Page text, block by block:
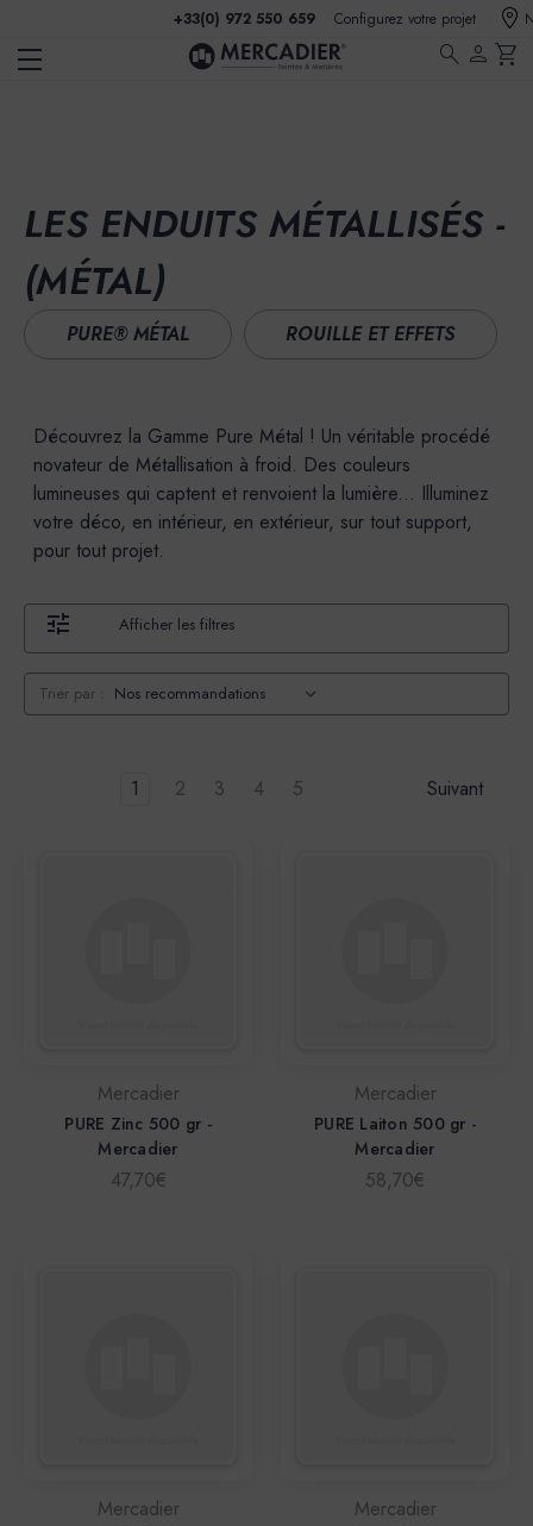
+33(0) 972 550 659 Configurez votre projet
search person shopping_cart
LES ENDUITS MÉTALLISÉS -
(MÉTAL)
PURE® MÉTAL ROUILLE ET EFFETS
Découvrez la Gamme Pure Métal ! Un véritable procédé
novateur de Métallisation à froid. Des couleurs
lumineuses qui captent et renvoient la lumière... Illuminez
votre déco, en intérieur, en extérieur, sur tout support,
pour tout projet.
Afficher les filtres
Trier par :
1 2 3 4 5 Suivant
Mercadier
PURE Zinc 500 gr -
Mercadier
47,70€
Mercadier
PURE Laiton 500 gr -
Mercadier
58,70€
Mercadier Mercadier